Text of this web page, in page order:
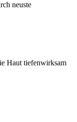
neuste
Haut tiefenwirksam